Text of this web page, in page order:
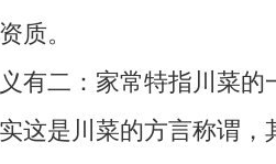
质。
二：家常特指川菜的
这是川菜的方言称谓，